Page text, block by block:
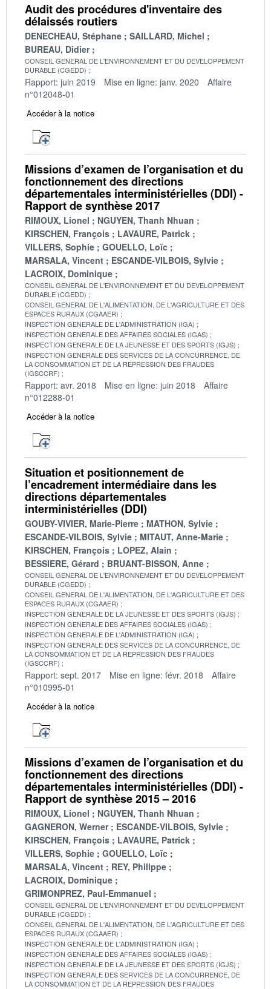
Audit des procédures d'inventaire des
délaissés routiers
DENECHEAU, Stéphane
SAILLARD, Michel
BUREAU, Didier
CONSEIL GENERAL DE L'ENVIRONNEMENT ET DU DEVELOPPEMENT
DURABLE (CGEDD)
Rapport: juin 2019 Mise en ligne: janv. 2020
Affaire
n°012048-01
Accéder à la notice
Missions d’examen de l’organisation et du
fonctionnement des directions
départementales interministérielles (DDI) -
Rapport de synthèse 2017
RIMOUX, Lionel
NGUYEN, Thanh Nhuan
KIRSCHEN, François
LAVAURE, Patrick
VILLERS, Sophie
GOUELLO, Loïc
MARSALA, Vincent
ESCANDE-VILBOIS, Sylvie
LACROIX, Dominique
CONSEIL GENERAL DE L'ENVIRONNEMENT ET DU DEVELOPPEMENT
DURABLE (CGEDD)
CONSEIL GENERAL DE L'ALIMENTATION, DE L'AGRICULTURE ET DES
ESPACES RURAUX (CGAAER)
INSPECTION GENERALE DE L'ADMINISTRATION (IGA)
INSPECTION GENERALE DES AFFAIRES SOCIALES (IGAS)
INSPECTION GENERALE DE LA JEUNESSE ET DES SPORTS (IGJS)
INSPECTION GENERALE DES SERVICES DE LA CONCURRENCE, DE
LA CONSOMMATION ET DE LA REPRESSION DES FRAUDES
(IGSCCRF)
Rapport: avr. 2018 Mise en ligne: juin 2018
Affaire
n°012288-01
Accéder à la notice
Situation et positionnement de
l’encadrement intermédiaire dans les
directions départementales
interministérielles (DDI)
GOUBY-VIVIER, Marie-Pierre
MATHON, Sylvie
ESCANDE-VILBOIS, Sylvie
MITAUT, Anne-Marie
KIRSCHEN, François
LOPEZ, Alain
BESSIERE, Gérard
BRUANT-BISSON, Anne
CONSEIL GENERAL DE L'ENVIRONNEMENT ET DU DEVELOPPEMENT
DURABLE (CGEDD)
CONSEIL GENERAL DE L'ALIMENTATION, DE L'AGRICULTURE ET DES
ESPACES RURAUX (CGAAER)
INSPECTION GENERALE DE LA JEUNESSE ET DES SPORTS (IGJS)
INSPECTION GENERALE DES AFFAIRES SOCIALES (IGAS)
INSPECTION GENERALE DE L'ADMINISTRATION (IGA)
INSPECTION GENERALE DES SERVICES DE LA CONCURRENCE, DE
LA CONSOMMATION ET DE LA REPRESSION DES FRAUDES
(IGSCCRF)
Rapport: sept. 2017 Mise en ligne: févr. 2018
Affaire
n°010995-01
Accéder à la notice
Missions d’examen de l’organisation et du
fonctionnement des directions
départementales interministérielles (DDI) -
Rapport de synthèse 2015 – 2016
RIMOUX, Lionel
NGUYEN, Thanh Nhuan
GAGNERON, Werner
ESCANDE-VILBOIS, Sylvie
KIRSCHEN, François
LAVAURE, Patrick
VILLERS, Sophie
GOUELLO, Loïc
MARSALA, Vincent
REY, Philippe
LACROIX, Dominique
GRIMONPREZ, Paul-Emmanuel
CONSEIL GENERAL DE L'ENVIRONNEMENT ET DU DEVELOPPEMENT
DURABLE (CGEDD)
CONSEIL GENERAL DE L'ALIMENTATION, DE L'AGRICULTURE ET DES
ESPACES RURAUX (CGAAER)
INSPECTION GENERALE DE L'ADMINISTRATION (IGA)
INSPECTION GENERALE DES AFFAIRES SOCIALES (IGAS)
INSPECTION GENERALE DE LA JEUNESSE ET DES SPORTS (IGJS)
INSPECTION GENERALE DES SERVICES DE LA CONCURRENCE, DE
LA CONSOMMATION ET DE LA REPRESSION DES FRAUDES